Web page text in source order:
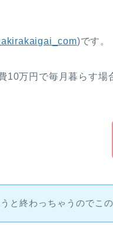
)です。
10万円で毎月暮らす
と終わっちゃうのでこ